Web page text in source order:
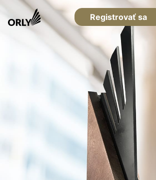
Registrovať sa